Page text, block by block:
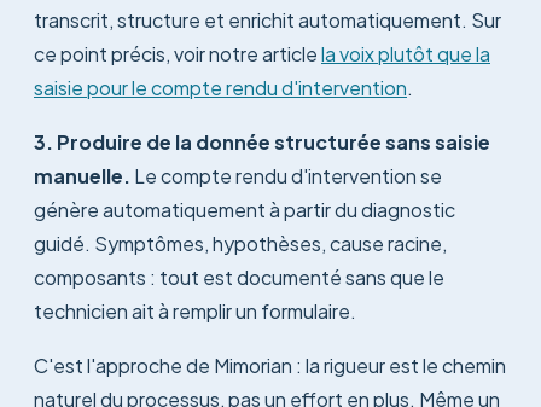
transcrit, structure et enrichit automatiquement. Sur
ce point précis, voir notre articlela voix plutôt que la
saisie pour le compte rendu d'intervention.
3. Produire de la donnée structurée sans saisie
manuelle. Le compte rendu d'intervention se
génère automatiquement à partir du diagnostic
guidé. Symptômes, hypothèses, cause racine,
composants : tout est documenté sans que le
technicien ait à remplir un formulaire.
C'est l'approche de Mimorian : la rigueur est le chemin
naturel du processus, pas un effort en plus. Même un